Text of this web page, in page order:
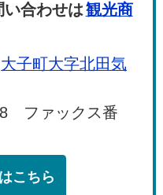
い合わせは観光商
大子町大字北田気
ファックス番
こちら